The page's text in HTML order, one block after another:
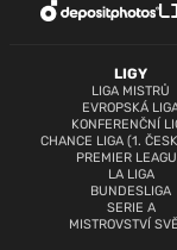
LIGY
LIGA MISTRŮ
EVROPSKÁ
KONFERENČNÍ
CHANCE LIGA (1.
PREMIER
LA LIGA
BUNDESLIGA
SERIE A
MISTROVSTVÍ